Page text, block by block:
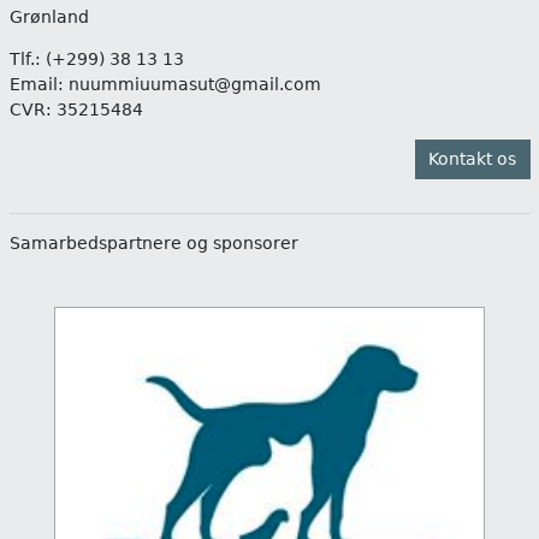
Grønland
Tlf.: (+299) 38 13 13
Email: nuummiuumasut@gmail.com
CVR: 35215484
Kontakt os
Samarbedspartnere og sponsorer